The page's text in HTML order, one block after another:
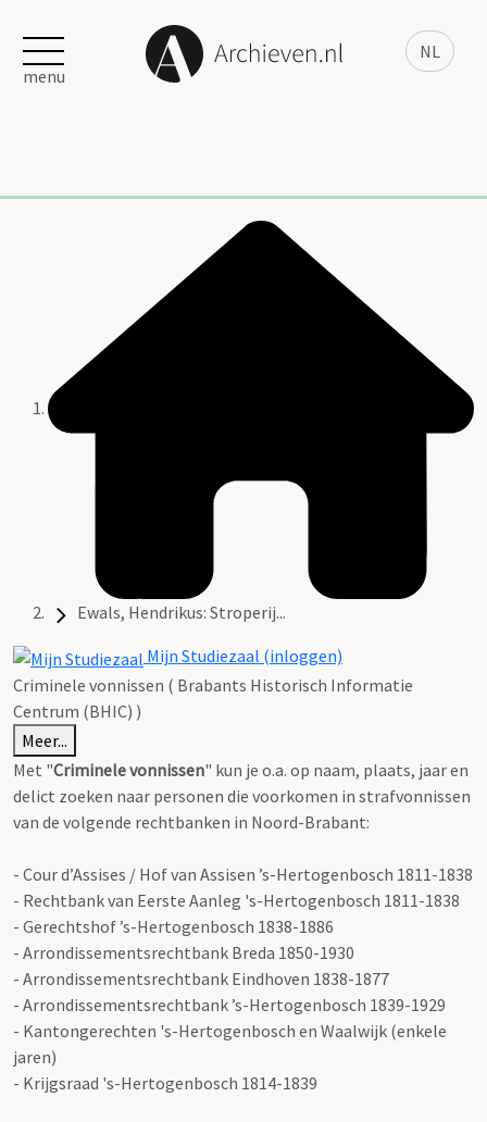
NL
menu
Ewals, Hendrikus: Stroperij...
Mijn Studiezaal (inloggen)
Criminele vonnissen ( Brabants Historisch Informatie
Centrum (BHIC) )
Meer...
Met "Criminele vonnissen" kun je o.a. op naam, plaats, jaar en
delict zoeken naar personen die voorkomen in strafvonnissen
van de volgende rechtbanken in Noord-Brabant:
- Cour d’Assises / Hof van Assisen ’s-Hertogenbosch 1811-1838
- Rechtbank van Eerste Aanleg 's-Hertogenbosch 1811-1838
- Gerechtshof ’s-Hertogenbosch 1838-1886
- Arrondissementsrechtbank Breda 1850-1930
- Arrondissementsrechtbank Eindhoven 1838-1877
- Arrondissementsrechtbank ’s-Hertogenbosch 1839-1929
- Kantongerechten 's-Hertogenbosch en Waalwijk (enkele
jaren)
- Krijgsraad 's-Hertogenbosch 1814-1839